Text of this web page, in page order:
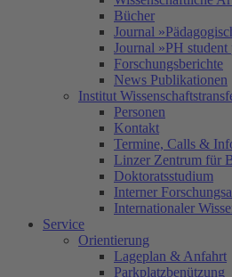
Bücher
Journal
Journal »PH student
Forschungsberichte
News Publikationen
Institut
Personen
Kontakt
Termine, Calls &
Linzer Zentrum für
Doktoratsstudium
Interner
Internationaler
Service
Orientierung
Lageplan & Anfahrt
Parkplatzbenützung